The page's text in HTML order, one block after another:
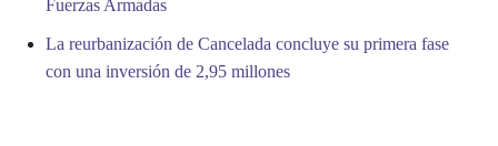
Fuerzas Armadas
La reurbanización de Cancelada concluye su primera fase
con una inversión de 2,95 millones